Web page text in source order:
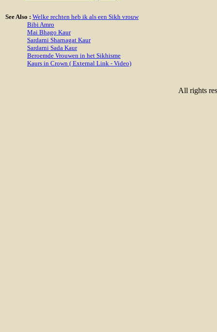
See Also : Welke rechten heb ik als een Sikh vrouw
Bibi Amro
Mai Bhago Kaur
Sardarni Sharnagat Kaur
Sardarni Sada Kaur
Beroemde Vrouwen in het Sikhisme
Kaurs in Crown ( External Link - Video)
All rights